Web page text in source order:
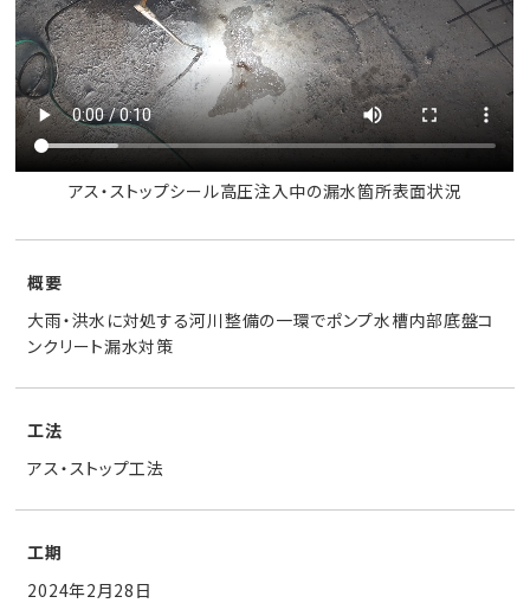
アス・ストップシール高圧注入中の漏水箇所表面状況
概要
大雨・洪水に対処する河川整備の一環でポンプ水槽内部底盤コ
ンクリート漏水対策
工法
アス・ストップ工法
工期
2024年2月28日